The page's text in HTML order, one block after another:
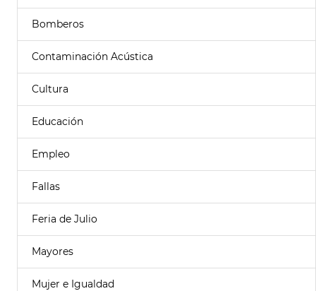
Bomberos
Contaminación Acústica
Cultura
Educación
Empleo
Fallas
Feria de Julio
Mayores
Mujer e Igualdad